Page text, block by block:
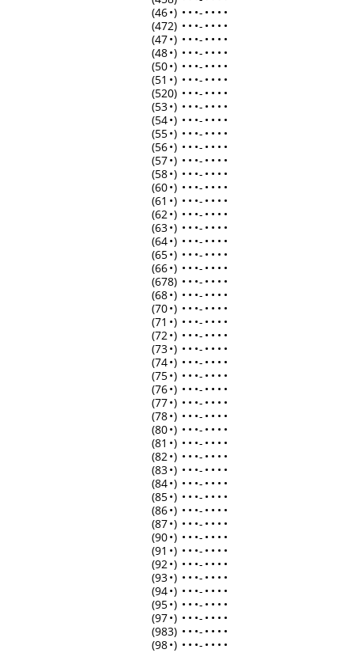
(46•) • • •- • • • •
(472) • • •- • • • •
(47•) • • •- • • • •
(48•) • • •- • • • •
(50•) • • •- • • • •
(51 •) • • •- • • • •
(520) • • •- • • • •
(53•) • • •- • • • •
(54•) • • •- • • • •
(55•) • • •- • • • •
(56•) • • •- • • • •
(57•) • • •- • • • •
(58•) • • •- • • • •
(60•) • • •- • • • •
(61 •) • • •- • • • •
(62•) • • •- • • • •
(63•) • • •- • • • •
(64•) • • •- • • • •
(65•) • • •- • • • •
(66•) • • •- • • • •
(678) • • •- • • • •
(68•) • • •- • • • •
(70•) • • •- • • • •
(71 •) • • •- • • • •
(72•) • • •- • • • •
(73•) • • •- • • • •
(74•) • • •- • • • •
(75•) • • •- • • • •
(76•) • • •- • • • •
(77•) • • •- • • • •
(78•) • • •- • • • •
(80•) • • •- • • • •
(81 •) • • •- • • • •
(82•) • • •- • • • •
(83•) • • •- • • • •
(84•) • • •- • • • •
(85•) • • •- • • • •
(86•) • • •- • • • •
(87•) • • •- • • • •
(90•) • • •- • • • •
(91 •) • • •- • • • •
(92•) • • •- • • • •
(93•) • • •- • • • •
(94•) • • •- • • • •
(95•) • • •- • • • •
(97•) • • •- • • • •
(983) • • •- • • • •
(98•) • • •- • • • •